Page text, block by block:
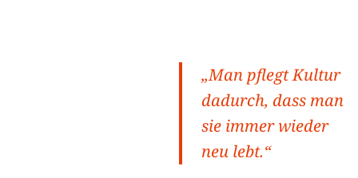
„Man pflegt Kultur
dadurch, dass man
sie immer wieder
neu lebt.“